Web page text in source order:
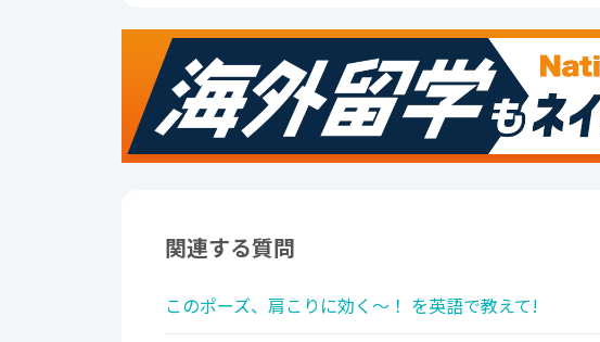
関連する質問
このポーズ、肩こりに効く～！ を英語で教えて!